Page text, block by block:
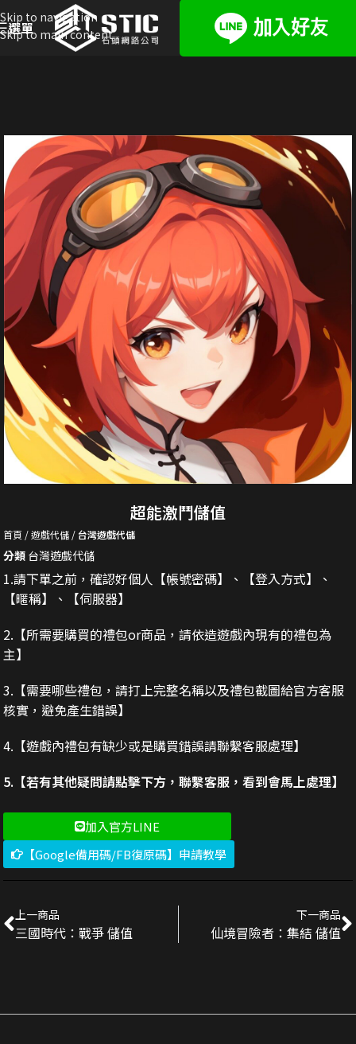
Skip to navigation
Skip to main content
選單
超能激鬥儲值
首頁 遊戲代儲 台灣遊戲代儲
分類 台灣遊戲代儲
1.請下單之前，確認好個人【帳號密碼】、【登入方式】、
【暱稱】、【伺服器】
2. 【所需要購買的禮包or商品，請依造遊戲內現有的禮包為
主】
3. 【需要哪些禮包，請打上完整名稱以及禮包截圖給官方客服
核實，避免產生錯誤】
4.【遊戲內禮包有缺少或是購買錯誤請聯繫客服處理】
5.【若有其他疑問請點擊下方，聯繫客服，看到會馬上處理】
加入官方LINE
【Google備用碼/FB復原碼】申請教學
上一商品
三國時代：戰爭 儲值
下一商品
仙境冒險者：集結 儲值